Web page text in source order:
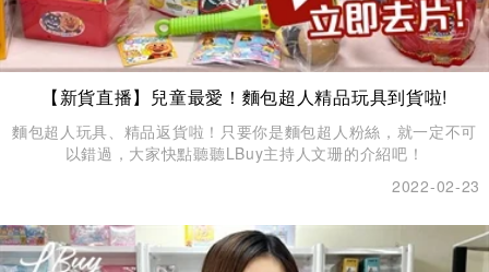
【新貨直播】兒童最愛！麵包超人精品玩具到貨啦!
麵包超人玩具、精品返貨啦！只要你是麵包超人粉絲，就一定不可
以錯過，大家快點聽聽LBuy主持人文珊的介紹吧！
2022-02-23